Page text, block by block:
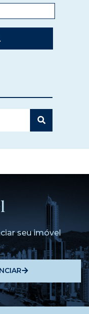
seu imóvel